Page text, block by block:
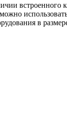
встроенного
в